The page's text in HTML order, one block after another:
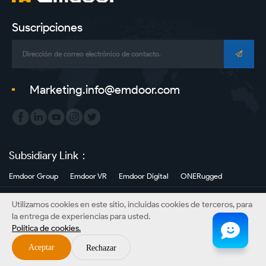
resistentes-
Emdoor-
Tableta
resistente
Panel
PC
Fabricante
de
portátiles
Suscripciones
Marketing.info@emdoor.com
Subsidiary Link：
Emdoor Group Emdoor VR Emdoor Digital ONERugged
Derechos de autor©Información de Emdoor Co., Ltd. Todos los derechos
reservados.
SitemapPolítica de privacidadDescargo de responsabilidad
Utilizamos cookies en este sitio, incluidas cookies de terceros, para
la entrega de experiencias para usted.
Política de cookies.
Aceptar Rechazar